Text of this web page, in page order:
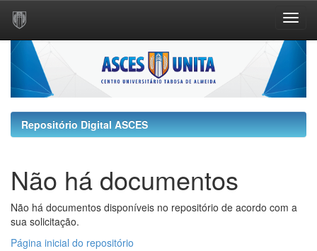
Skip
navigation
Repositório Digital ASCES
Não há documentos
Não há documentos disponíveis no repositório de acordo com a
sua solicitação.
Página inicial do repositório